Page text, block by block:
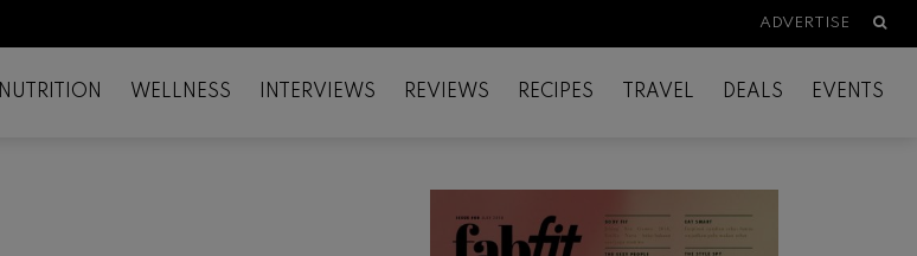
ADVERTISE
NUTRITION WELLNESS INTERVIEWS REVIEWS RECIPES TRAVEL DEALS EVENTS